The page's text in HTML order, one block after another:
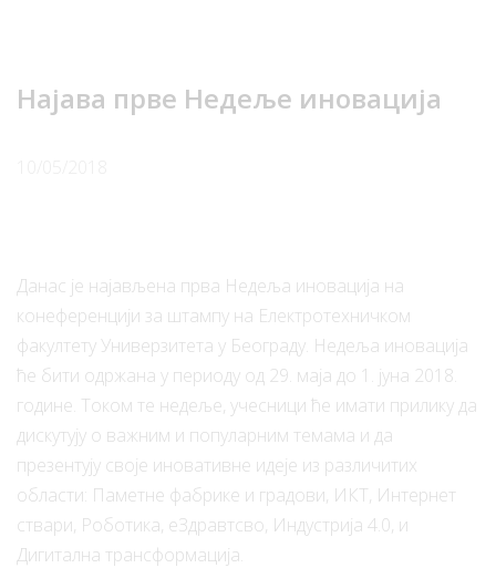
Најава прве Недеље иновација
Данас је најављена прва Недеља иновација на
конеференцији за штампу на Електротехничком
факултету Универзитета у Београду. Недеља иновација
ће бити одржана у периоду од 29. маја до 1. јуна 2018.
године. Током те недеље, учесници ће имати прилику да
дискутују о важним и популарним темама и да
презентују своје иновативне идеје из различитих
области: Паметне фабрике и градови, ИКТ, Интернет
ствари, Роботика, еЗдравтсво, Индустрија 4.0, и
Дигитална трансформација.